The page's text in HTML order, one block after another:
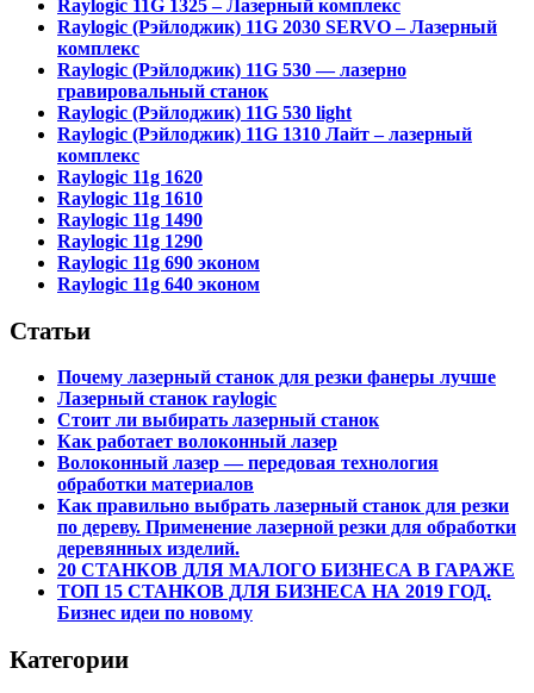
Raylogic 11G 1325 – Лазерный комплекс
Raylogic (Рэйлоджик) 11G 2030 SERVO – Лазерный
комплекс
Raylogic (Рэйлоджик) 11G 530 — лазерно
гравировальный станок
Raylogic (Рэйлоджик) 11G 530 light
Raylogic (Рэйлоджик) 11G 1310 Лайт – лазерный
комплекс
Raylogic 11g 1620
Raylogic 11g 1610
Raylogic 11g 1490
Raylogic 11g 1290
Raylogic 11g 690 эконом
Raylogic 11g 640 эконом
Статьи
Почему лазерный станок для резки фанеры лучше
Лазерный станок raylogic
Стоит ли выбирать лазерный станок
Как работает волоконный лазер
Волоконный лазер — передовая технология
обработки материалов
Как правильно выбрать лазерный станок для резки
по дереву. Применение лазерной резки для обработки
деревянных изделий.
20 СТАНКОВ ДЛЯ МАЛОГО БИЗНЕСА В ГАРАЖЕ
ТОП 15 СТАНКОВ ДЛЯ БИЗНЕСА НА 2019 ГОД.
Бизнес идеи по новому
Категории